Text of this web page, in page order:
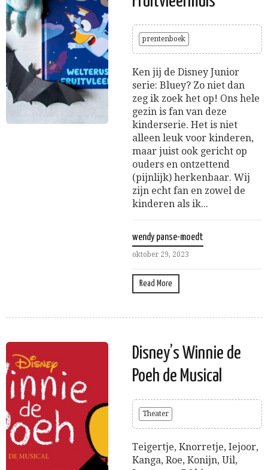
prentenboek
Ken jij de Disney Junior
serie: Bluey? Zo niet dan
zeg ik zoek het op! Ons hele
gezin is fan van deze
kinderserie. Het is niet
alleen leuk voor kinderen,
maar juist ook gericht op
ouders en ontzettend
(pijnlijk) herkenbaar. Wij
zijn echt fan en zowel de
kinderen als ik...
wendy panse-moedt
oktober 29, 2023
Read More
Disney’s Winnie de
Poeh de Musical
Theater
Teigertje, Knorretje, Iejoor,
Kanga, Roe, Konijn, Uil,